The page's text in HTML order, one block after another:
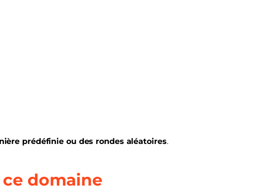
prédéfinie ou des rondes aléatoires.
domaine